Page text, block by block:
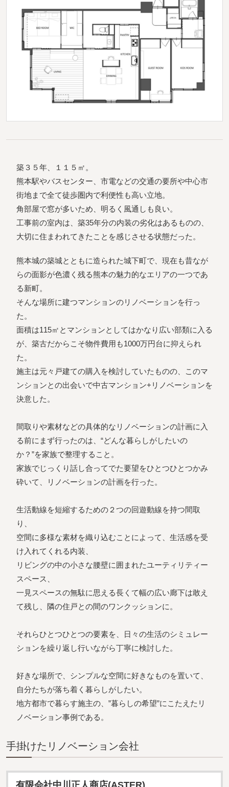
築３５年、１１５㎡。
熊本駅やバスセンター、市電などの交通の要所や中心市
街地まで全て徒歩圏内で利便性も高い立地。
角部屋で窓が多いため、明るく風通しも良い。
工事前の室内は、築35年分の内装の劣化はあるものの、
大切に住まわれてきたことを感じさせる状態だった。
熊本城の築城とともに造られた城下町で、現在も昔なが
らの面影が色濃く残る熊本の魅力的なエリアの一つであ
る新町。
そんな場所に建つマンションのリノベーションを行っ
た。
面積は115㎡とマンションとしてはかなり広い部類に入る
が、築古だからこそ物件費用も1000万円台に抑えられ
た。
施主は元々戸建ての購入を検討していたものの、このマ
ンションとの出会いで中古マンション+リノベーションを
決意した。
間取りや素材などの具体的なリノベーションの計画に入
る前にまず行ったのは、“どんな暮らしがしたいの
か？”を家族で整理すること。
家族でじっくり話し合ってでた要望をひとつひとつかみ
砕いて、リノベーションの計画を行った。
生活動線を短縮するための２つの回遊動線を持つ間取
り、
空間に多様な素材を織り込むことによって、生活感を受
け入れてくれる内装、
リビングの中の小さな腰壁に囲まれたユーティリティー
スペース、
一見スペースの無駄に思える長くて幅の広い廊下は敢え
て残し、隣の住戸との間のワンクッションに。
それらひとつひとつの要素を、日々の生活のシミュレー
ションを繰り返し行いながら丁寧に検討した。
好きな場所で、シンプルな空間に好きなものを置いて、
自分たちが落ち着く暮らしがしたい。
地方都市で暮らす施主の、”暮らしの希望”にこたえたリ
ノベーション事例である。
⼿掛けたリノベーション会社
有限会社中川正人商店(ASTER)